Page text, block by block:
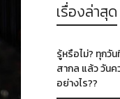
เรื่องล่าสุด
รู้หรือไม่? ทุกวั
สากล แล้ว วัน
อย่างไร??